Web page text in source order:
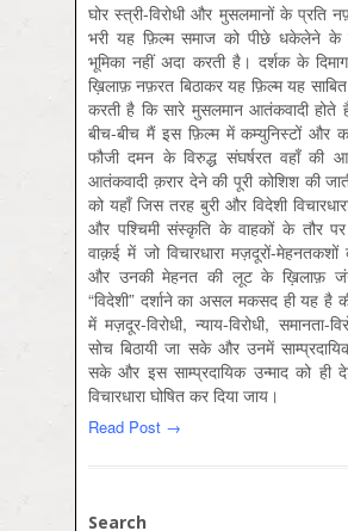
घोर स्त्री-विरोधी और मुसलमानों के
भरी यह फ़िल्म समाज को पीछे धकेलेने के
भूमिका नहीं अदा करती है। दर्शक के
ख़िलाफ़ नफ़रत बिठाकर यह फ़िल्म यह
करती है कि सारे मुसलमान आतंकवादी होते
बीच-बीच मैं इस फ़िल्म में कम्युनिस्टों और
फौजी दमन के विरुद्ध संघर्षरत वहाँ की
आतंकवादी क़रार देने की पूरी कोशिश की
को यहाँ जिस तरह बुरी और विदेशी
और पश्चिमी संस्कृति के वाहकों के तौर पर
वाक़ई में जो विचारधारा मज़दूरों-
और उनकी मेहनत की लूट के ख़िलाफ़
“विदेशी” दर्शाने का असल मकसद ही यह है
में मज़दूर-विरोधी, न्‍याय-विरोधी, समानता-
सोच बिठायी जा सके और उनमें
सके और इस साम्‍प्रदायिक उन्‍माद को ही
विचारधारा घोषित कर दिया जाय।
Read Post →
Search